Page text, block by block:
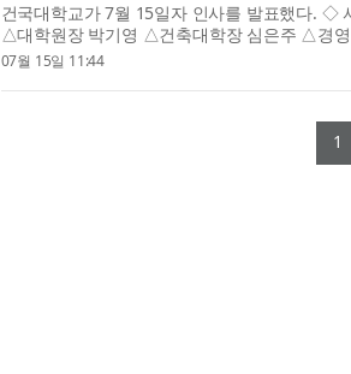
건국대학교가 7월 15일자 인사를 발표했다. ◇
△대학원장 박기영 △건축대학장 심은주 △경
장 유규상 △사범대학장 오현정 △수의과대학
07월 15일 11:44
1